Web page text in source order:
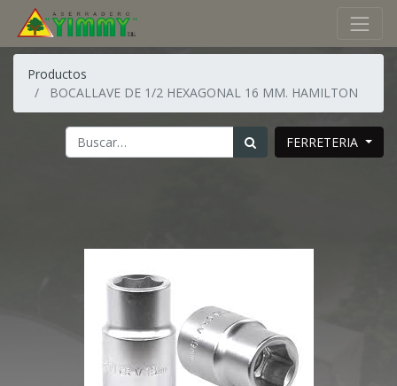
Productos
BOCALLAVE DE 1/2 HEXAGONAL 16 MM. HAMILTON
FERRETERIA